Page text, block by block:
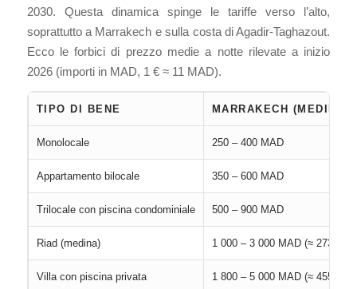
2030. Questa dinamica spinge le tariffe verso l’alto,
soprattutto a Marrakech e sulla costa di Agadir-Taghazout.
Ecco le forbici di prezzo medie a notte rilevate a inizio
2026 (importi in MAD, 1 € ≈ 11 MAD).
TIPO DI BENE MARRAKECH (MEDINA)
Monolocale 250 – 400 MAD
Appartamento bilocale 350 – 600 MAD
Trilocale con piscina condominiale 500 – 900 MAD
Riad (medina) 1 000 – 3 000 MAD (≈ 273 €)
Villa con piscina privata 1 800 – 5 000 MAD (≈ 455 €)